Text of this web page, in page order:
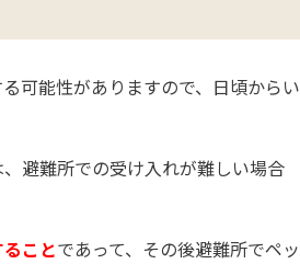
可能性がありますので、日頃からい
避難所での受け入れが難しい場合
ことであって、その後避難所でペッ